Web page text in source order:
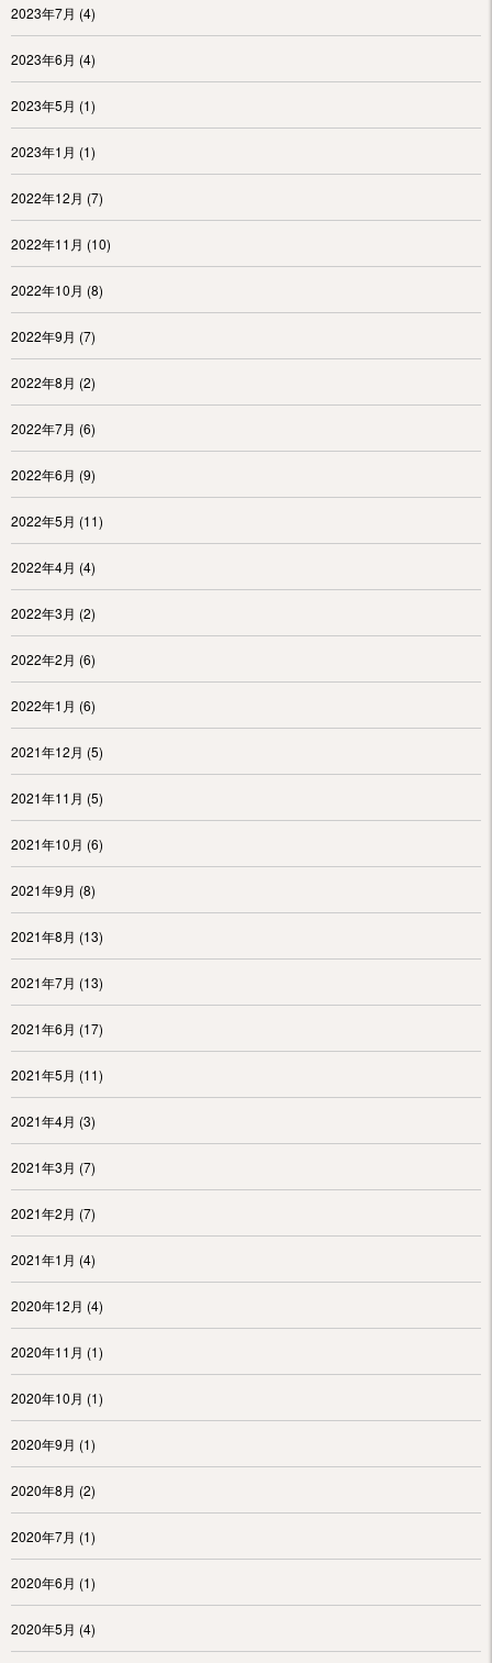
2023年7月 (4)
2023年6月 (4)
2023年5月 (1)
2023年1月 (1)
2022年12月 (7)
2022年11月 (10)
2022年10月 (8)
2022年9月 (7)
2022年8月 (2)
2022年7月 (6)
2022年6月 (9)
2022年5月 (11)
2022年4月 (4)
2022年3月 (2)
2022年2月 (6)
2022年1月 (6)
2021年12月 (5)
2021年11月 (5)
2021年10月 (6)
2021年9月 (8)
2021年8月 (13)
2021年7月 (13)
2021年6月 (17)
2021年5月 (11)
2021年4月 (3)
2021年3月 (7)
2021年2月 (7)
2021年1月 (4)
2020年12月 (4)
2020年11月 (1)
2020年10月 (1)
2020年9月 (1)
2020年8月 (2)
2020年7月 (1)
2020年6月 (1)
2020年5月 (4)